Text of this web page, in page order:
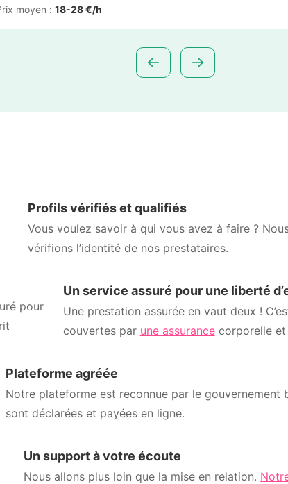
moyen : 18-28 €/h
Profils vérifiés et qualifiés
Vous voulez savoir à qui vous avez à faire ?
vérifions l’identité de nos prestataires.
Un service assuré pour une liberté
Une prestation assurée en vaut deux !
couvertes par une assurancecorporelle et
Plateforme agréée
Notre plateforme est reconnue par le gouvernement
sont déclarées et payées en ligne.
Un support à votre écoute
Nous allons plus loin que la mise en relation.